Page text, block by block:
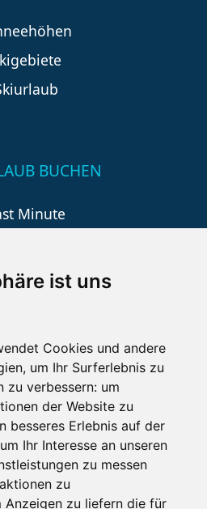
ist uns
Cookies und andere
um Ihr Surferlebnis zu
zu verbessern: um
der Website zu
besseres Erlebnis auf der
um Ihr Interesse an unseren
zu messen
zu
Anzeigen zu liefern die für
BUCHEN
Minute
Wellness
SKI APP
APP für iOS und Android - Ein
und Schneefreaks!